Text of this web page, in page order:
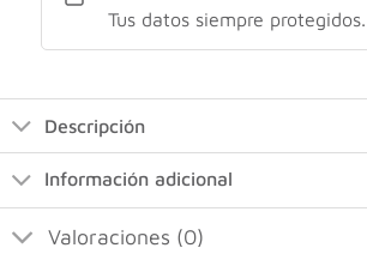
Tus datos siempre protegidos.
Descripción
Información adicional
Valoraciones (0)